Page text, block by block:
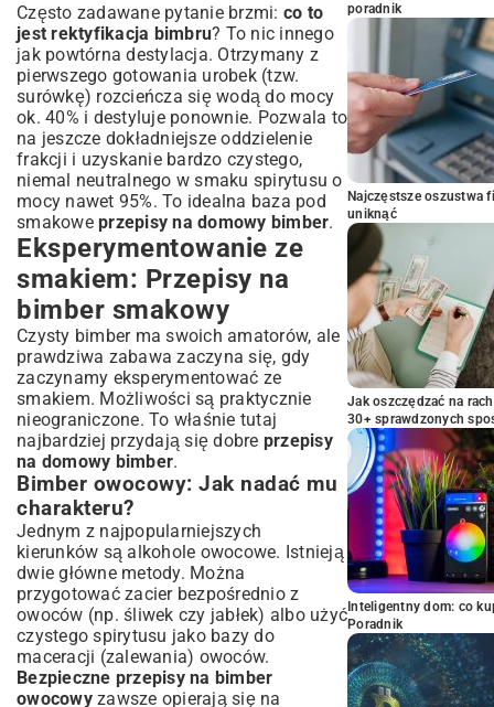
Często zadawane pytanie brzmi: co to
jest rektyfikacja bimbru? To nic innego
jak powtórna destylacja. Otrzymany z
pierwszego gotowania urobek (tzw.
surówkę) rozcieńcza się wodą do mocy
ok. 40% i destyluje ponownie. Pozwala to
na jeszcze dokładniejsze oddzielenie
frakcji i uzyskanie bardzo czystego,
niemal neutralnego w smaku spirytusu o
mocy nawet 95%. To idealna baza pod
smakowe przepisy na domowy bimber.
Eksperymentowanie ze
smakiem: Przepisy na
bimber smakowy
Czysty bimber ma swoich amatorów, ale
prawdziwa zabawa zaczyna się, gdy
zaczynamy eksperymentować ze
smakiem. Możliwości są praktycznie
nieograniczone. To właśnie tutaj
najbardziej przydają się dobre przepisy
na domowy bimber.
Bimber owocowy: Jak nadać mu
charakteru?
Jednym z najpopularniejszych
kierunków są alkohole owocowe. Istnieją
dwie główne metody. Można
przygotować zacier bezpośrednio z
owoców (np. śliwek czy jabłek) albo użyć
czystego spirytusu jako bazy do
maceracji (zalewania) owoców.
Bezpieczne przepisy na bimber
owocowyzawsze opierają się na
poradnik
Najczęstsze oszustwa
uniknąć
Jak oszczędzać na
30+ sprawdzonych
Inteligentny dom: co
Poradnik